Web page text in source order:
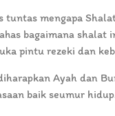
mengapa
bagaimana
pintu rezeki dan
Ayah dan
baik seumur